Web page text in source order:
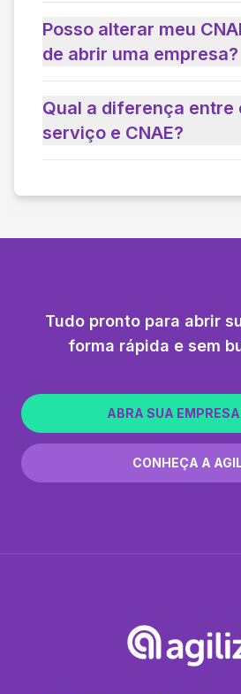
Posso alterar meu
de abrir uma empresa?
Qual a diferença entre
serviço e CNAE?
Tudo pronto para abrir
forma rápida e sem
ABRA SUA
CONHEÇA A